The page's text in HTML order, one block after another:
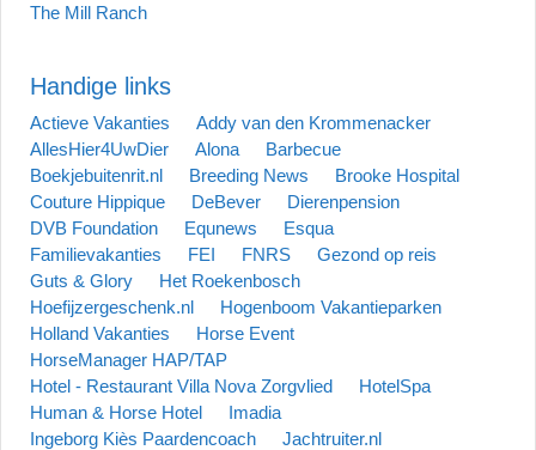
The Mill Ranch
Handige links
Actieve Vakanties
Addy van den Krommenacker
AllesHier4UwDier
Alona
Barbecue
Boekjebuitenrit.nl
Breeding News
Brooke Hospital
Couture Hippique
DeBever
Dierenpension
DVB Foundation
Equnews
Esqua
Familievakanties
FEI FNRS
Gezond op reis
Guts & Glory
Het Roekenbosch
Hoefijzergeschenk.nl
Hogenboom Vakantieparken
Holland Vakanties
Horse Event
HorseManager HAP/TAP
Hotel - Restaurant Villa Nova Zorgvlied
HotelSpa
Human & Horse Hotel
Imadia
Ingeborg Kiès Paardencoach
Jachtruiter.nl